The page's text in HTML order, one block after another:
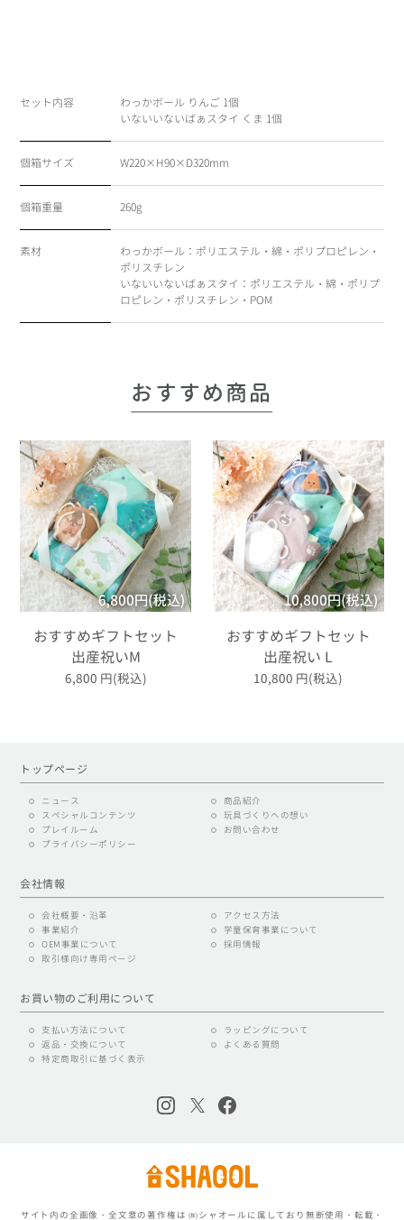
セット内容
わっかボール りんご 1個
いないいないばぁスタイ くま 1個
個箱サイズ W220×H90×D320mm
個箱重量 260g
素材
わっかボール：ポリエステル・綿・ポリプロピレン・
ポリスチレン
いないいないばぁスタイ：ポリエステル・綿・ポリプ
ロピレン・ポリスチレン・POM
おすすめ商品
おすすめギフトセット
出産祝いM
6,800 円(税込)
おすすめギフトセット
出産祝い L
10,800 円(税込)
トップページ
ニュース
商品紹介
スペシャルコンテンツ
玩具づくりへの想い
プレイルーム
お問い合わせ
プライバシーポリシー
会社情報
会社概要・沿革
アクセス方法
事業紹介
学童保育事業について
OEM事業について
採用情報
取引様向け専用ページ
お買い物のご利用について
支払い方法について
ラッピングについて
返品・交換について
よくある質問
特定商取引に基づく表示
サイト内の全画像・全文章の著作権は ㈱シャオールに属しており無断使用・転載・